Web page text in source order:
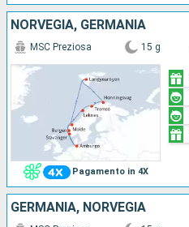
NORVEGIA, GERMANIA
Pagamento in 4X
MSC Preziosa 15 g
GERMANIA, NORVEGIA